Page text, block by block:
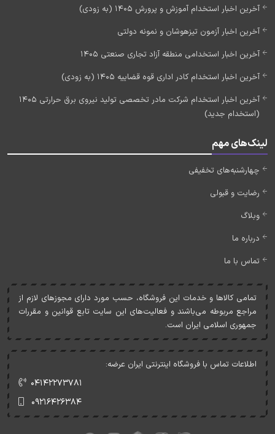
آخرین اخبار استخدام آموزش و پرورش 1405 (به زودی)
آخرین اخبار آزمون تیزهوشان و نمونه دولتی
آخرین اخبار استخدامی منطقه آزاد تجاری صنعتی 1405
آخرین اخبار استخدام کادر اداری قوه قضاییه 1405 (به زودی)
آخرین اخبار استخدام شرکت مادر تخصصی تولید نیروی برق حرارتی 1405
(استخدام جدید)
لینک‌های مهم
چهارشنبه‌های تخفیفی
رضایت و قبولی
وبلاگ
درباره ما
تماس با ما
تمامی کالاها و خدمات اين فروشگاه، حسب مورد دارای مجوزهای لازم از
مراجع مربوطه می‌باشند و فعاليت‌های اين سايت تابع قوانين و مقررات
جمهوری اسلامی ايران است.
اطلاعات تماس با فروشگاه اینترنتی ایران عرضه:
۰۴۱۴۲۲۷۳۷۸۱
۰۹۲۱۶۴۲۶۳۸۴